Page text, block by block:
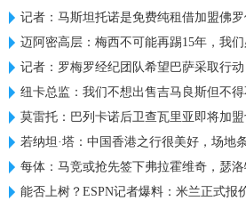
记者：马斯坦托诺是免费纯租借加盟佛
迈阿密高层：梅西不可能再踢15年，我
记者：罗梅罗经纪团队希望巴萨采取行
纽卡总监：我们不想出售吉马良斯但不得不
莫雷托：巴列卡诺后卫查瓦里亚即将加盟切
若纳坦·塔：中国香港之行很美好，场地
每体：马竞或抢先签下弗拉霍维奇，瑟
能否上树？ESPN记者爆料：米兰正式报